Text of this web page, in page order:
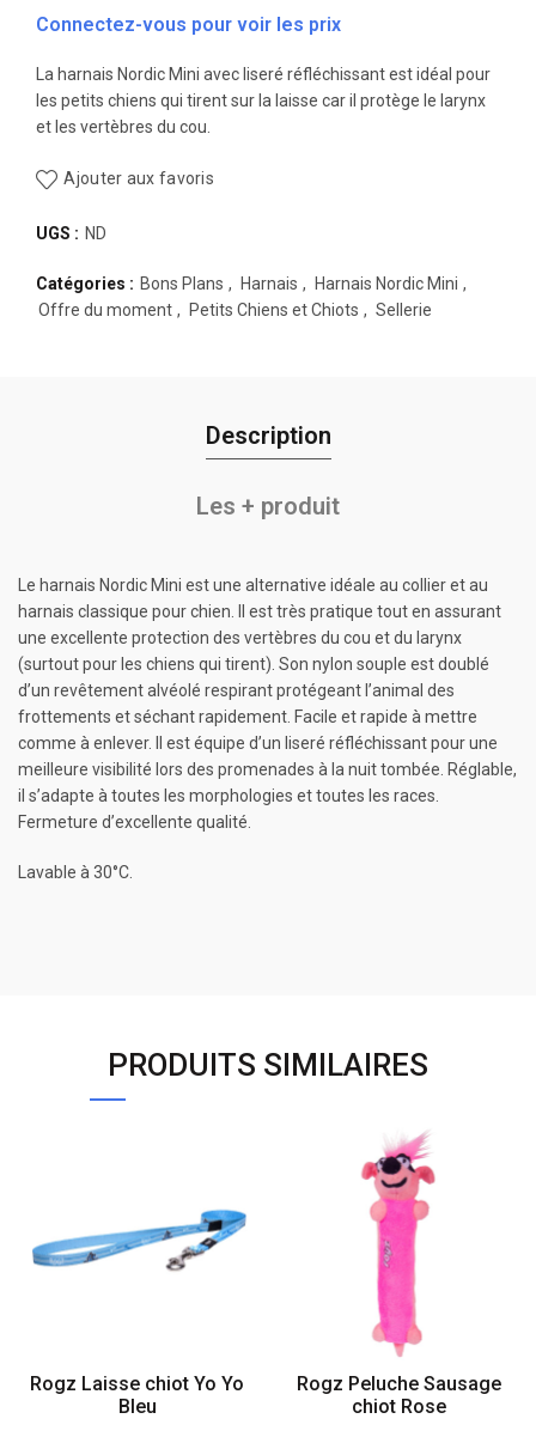
Connectez-vous pour voir les prix
La harnais Nordic Mini avec liseré réfléchissant est idéal pour
les petits chiens qui tirent sur la laisse car il protège le larynx
et les vertèbres du cou.
Ajouter aux favoris
UGS : ND
Catégories : Bons Plans , Harnais , Harnais Nordic Mini ,
Offre du moment , Petits Chiens et Chiots , Sellerie
Description
Les + produit
Le harnais Nordic Mini est une alternative idéale au collier et au
harnais classique pour chien. Il est très pratique tout en assurant
une excellente protection des vertèbres du cou et du larynx
(surtout pour les chiens qui tirent). Son nylon souple est doublé
d’un revêtement alvéolé respirant protégeant l’animal des
frottements et séchant rapidement. Facile et rapide à mettre
comme à enlever. Il est équipe d’un liseré réfléchissant pour une
meilleure visibilité lors des promenades à la nuit tombée. Réglable,
il s’adapte à toutes les morphologies et toutes les races.
Fermeture d’excellente qualité.
Lavable à 30°C.
PRODUITS SIMILAIRES
Rogz Laisse chiot Yo Yo
Bleu
Rogz Peluche Sausage
chiot Rose